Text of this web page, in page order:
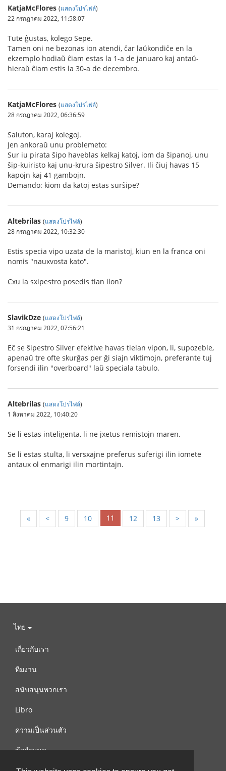
KatjaMcFlores (แสดงโปรไฟล์)
22 กรกฎาคม 2022, 11:58:07
Tute ĝustas, kolego Sepe.
Tamen oni ne bezonas ion atendi, ĉar laŭkondiĉe en la
ekzemplo hodiaŭ ĉiam estas la 1-a de januaro kaj antaŭ-
hieraŭ ĉiam estis la 30-a de decembro.
KatjaMcFlores (แสดงโปรไฟล์)
28 กรกฎาคม 2022, 06:36:59
Saluton, karaj kolegoj.
Jen ankoraŭ unu problemeto:
Sur iu pirata ŝipo haveblas kelkaj katoj, iom da ŝipanoj, unu
ŝip-kuiristo kaj unu-krura ŝipestro Silver. Ili ĉiuj havas 15
kapojn kaj 41 gambojn.
Demando: kiom da katoj estas surŝipe?
Altebrilas (แสดงโปรไฟล์)
28 กรกฎาคม 2022, 10:32:30
Estis specia vipo uzata de la maristoj, kiun en la franca oni
nomis "nauxvosta kato".
Cxu la sxipestro posedis tian ilon?
SlavikDze (แสดงโปรไฟล์)
31 กรกฎาคม 2022, 07:56:21
Eĉ se ŝipestro Silver efektive havas tielan vipon, li, supozeble,
apenaŭ tre ofte skurĝas per ĝi siajn viktimojn, preferante tuj
forsendi ilin "overboard" laŭ speciala tabulo.
Altebrilas (แสดงโปรไฟล์)
1 สิงหาคม 2022, 10:40:20
Se li estas inteligenta, li ne jxetus remistojn maren.
Se li estas stulta, li versxajne preferus suferigi ilin iomete
antaux ol enmarigi ilin mortintajn.
« < 9 10 11 12 13 > »
ไทย
เกี่ยวกับเรา
ทีมงาน
สนับสนุนพวกเรา
Libro
ความเป็นส่วนตัว
ข้อกำหนด